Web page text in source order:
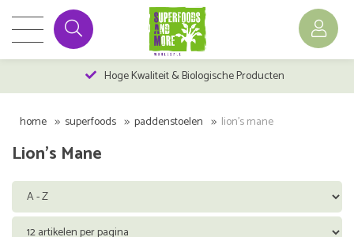
Hoge Kwaliteit & Biologische Producten
home superfoods paddenstoelen lion's mane
Lion's Mane